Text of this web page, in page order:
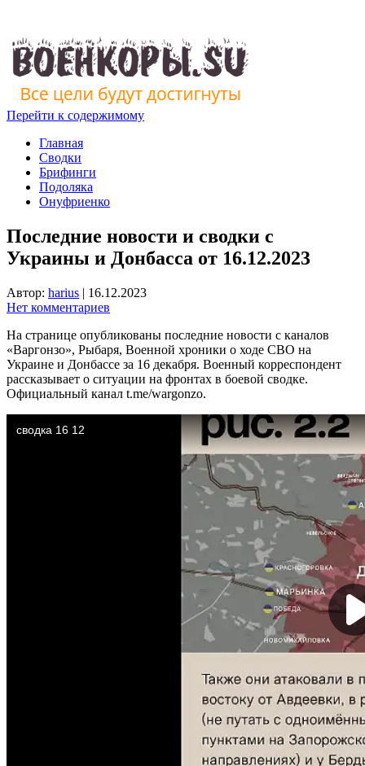
Перейти к содержимому
Главная
Сводки
Брифинги
Подоляка
Онуфриенко
Последние новости и сводки с
Украины и Донбасса от 16.12.2023
Автор: harius | 16.12.2023
Нет комментариев
На странице опубликованы последние новости с каналов
«Варгонзо», Рыбаря, Военной хроники о ходе СВО на
Украине и Донбассе за 16 декабря. Военный корреспондент
рассказывает о ситуации на фронтах в боевой сводке.
Официальный канал t.me/wargonzo.